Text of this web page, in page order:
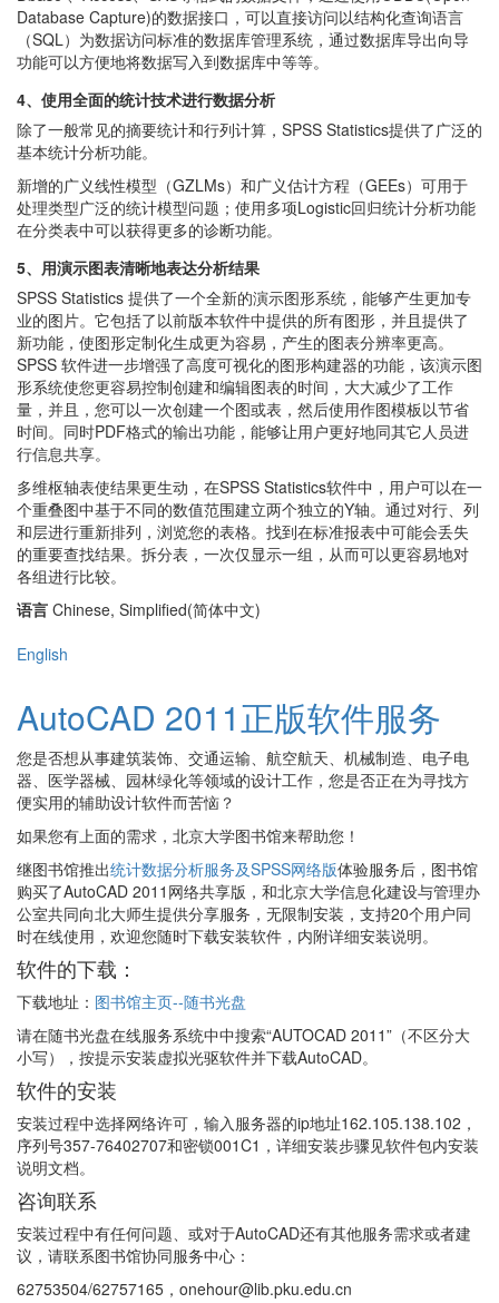
Database Capture)的数据接口，可以直接访问以结构化查询语言
（SQL）为数据访问标准的数据库管理系统，通过数据库导出向导
功能可以方便地将数据写入到数据库中等等。
4、使用全面的统计技术进行数据分析
除了一般常见的摘要统计和行列计算，SPSS Statistics提供了广泛的
基本统计分析功能。
新增的广义线性模型（GZLMs）和广义估计方程（GEEs）可用于
处理类型广泛的统计模型问题；使用多项Logistic回归统计分析功能
在分类表中可以获得更多的诊断功能。
5、用演示图表清晰地表达分析结果
SPSS Statistics 提供了一个全新的演示图形系统，能够产生更加专
业的图片。它包括了以前版本软件中提供的所有图形，并且提供了
新功能，使图形定制化生成更为容易，产生的图表分辨率更高。
SPSS 软件进一步增强了高度可视化的图形构建器的功能，该演示图
形系统使您更容易控制创建和编辑图表的时间，大大减少了工作
量，并且，您可以一次创建一个图或表，然后使用作图模板以节省
时间。同时PDF格式的输出功能，能够让用户更好地同其它人员进
行信息共享。
多维枢轴表使结果更生动，在SPSS Statistics软件中，用户可以在一
个重叠图中基于不同的数值范围建立两个独立的Y轴。通过对行、列
和层进行重新排列，浏览您的表格。找到在标准报表中可能会丢失
的重要查找结果。拆分表，一次仅显示一组，从而可以更容易地对
各组进行比较。
语言 Chinese, Simplified(简体中文)
English
AutoCAD 2011正版软件服务
您是否想从事建筑装饰、交通运输、航空航天、机械制造、电子电
器、医学器械、园林绿化等领域的设计工作，您是否正在为寻找方
便实用的辅助设计软件而苦恼？
如果您有上面的需求，北京大学图书馆来帮助您！
继图书馆推出统计数据分析服务及SPSS网络版体验服务后，图书馆
购买了AutoCAD 2011网络共享版，和北京大学信息化建设与管理办
公室共同向北大师生提供分享服务，无限制安装，支持20个用户同
时在线使用，欢迎您随时下载安装软件，内附详细安装说明。
软件的下载：
下载地址： 图书馆主页--随书光盘
请在随书光盘在线服务系统中中搜索“AUTOCAD 2011”（不区分大
小写），按提示安装虚拟光驱软件并下载AutoCAD。
软件的安装
安装过程中选择网络许可，输入服务器的ip地址162.105.138.102，
序列号357-76402707和密锁001C1，详细安装步骤见软件包内安装
说明文档。
咨询联系
安装过程中有任何问题、或对于AutoCAD还有其他服务需求或者建
议，请联系图书馆协同服务中心：
62753504/62757165，onehour@lib.pku.edu.cn